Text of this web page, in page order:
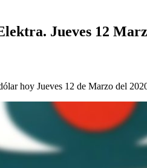
Jueves 12
hoy Jueves 12 de Marzo del